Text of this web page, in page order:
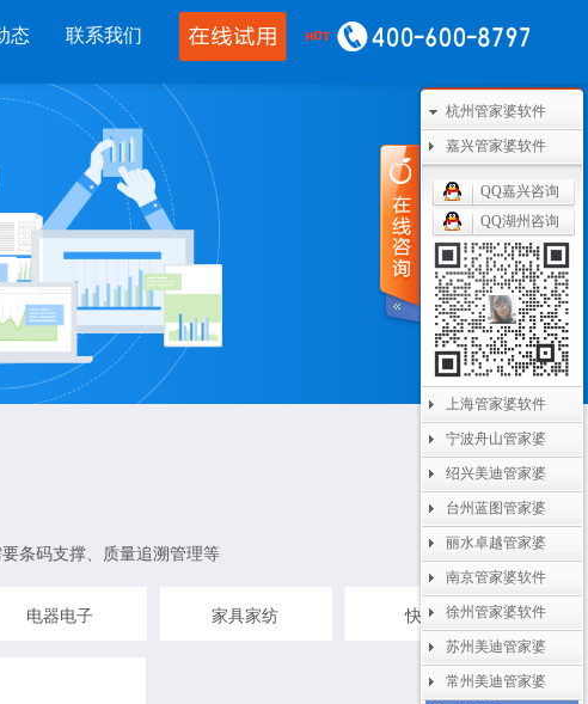
移动应用
管家婆物联通手机
物联通WMS
手持开单PDA
物联通果易
美迪数据通
管家婆协同CRM
腾讯企业微信
阿里钉钉
管家婆天通眼
其他产品
管家婆开票通
美迪设备数采
管家婆二次开发
管家婆支付通
管家婆云平台
美迪MES系统
管家婆服务通
态 联系我们
条码支撑、质量追溯管理等
电器电子 家具家纺 快消品
杭州管家婆软件
嘉兴管家婆软件
QQ嘉兴咨询
QQ湖州咨询
上海管家婆软件
宁波舟山管家婆
绍兴美迪管家婆
台州蓝图管家婆
丽水卓越管家婆
南京管家婆软件
徐州管家婆软件
苏州美迪管家婆
常州美迪管家婆